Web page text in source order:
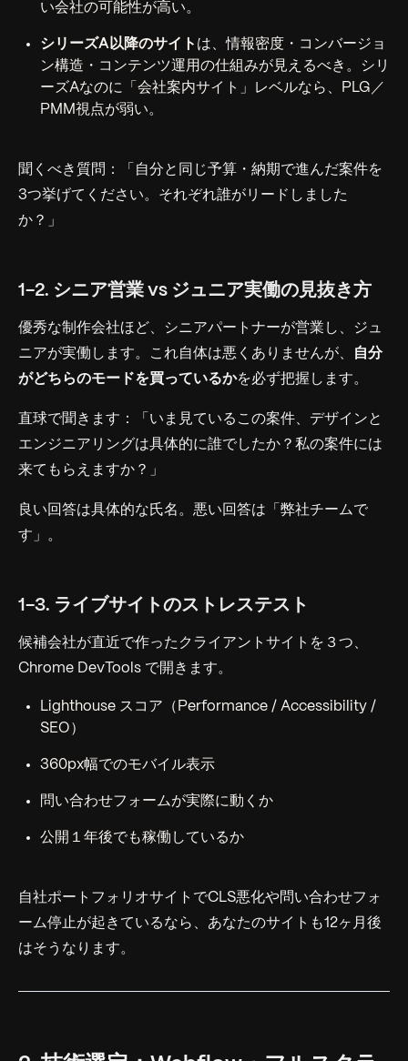
い会社の可能性が高い。
シリーズA以降のサイト は、情報密度・コンバージョ
ン構造・コンテンツ運用の仕組みが見えるべき。シリ
ーズAなのに「会社案内サイト」レベルなら、PLG／
PMM視点が弱い。
聞くべき質問：「自分と同じ予算・納期で進んだ案件を
3つ挙げてください。それぞれ誰がリードしました
か？」
1-2. シニア営業 vs ジュニア実働の見抜き方
優秀な制作会社ほど、シニアパートナーが営業し、ジュ
ニアが実働します。これ自体は悪くありませんが、
自分
がどちらのモードを買っているかを必ず把握します。
直球で聞きます：「いま見ているこの案件、デザインと
エンジニアリングは具体的に誰でしたか？私の案件には
来てもらえますか？」
良い回答は具体的な氏名。悪い回答は「弊社チームで
す」。
1-3. ライブサイトのストレステスト
候補会社が直近で作ったクライアントサイトを３つ、
Chrome DevTools で開きます。
Lighthouse スコア（Performance / Accessibility /
SEO）
360px幅でのモバイル表示
問い合わせフォームが実際に動くか
公開１年後でも稼働しているか
自社ポートフォリオサイトでCLS悪化や問い合わせフォ
ーム停止が起きているなら、あなたのサイトも12ヶ月後
はそうなります。